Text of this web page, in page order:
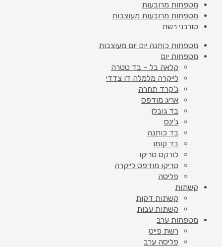
מטפחות מרובעות
מטפחות מרובעות מעוצבות
טורבני רשת
מטפחות כותנה יום יום מעוצבות
מטפחות יום
קלאה בל – בד טטרה
לייקרה מלמלה דו צדדי
ג'קרד תחרה
אריג מודפס
בד גובלן
ג'ינס
בד כותנה
בד קומו
לורקס טריקו
טריקו מודפס לייקרה
פליסה
קשתות
קשתות דקות
קשתות עבות
מטפחות ערב
רשת פייט
פליסה ערב